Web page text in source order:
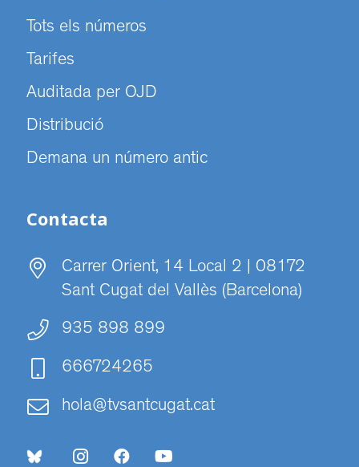
Tots els números
Tarifes
Auditada per OJD
Distribució
Demana un número antic
Contacta
Carrer Orient, 14 Local 2 | 08172
Sant Cugat del Vallès (Barcelona)
935 898 899
666724265
hola@tvsantcugat.cat